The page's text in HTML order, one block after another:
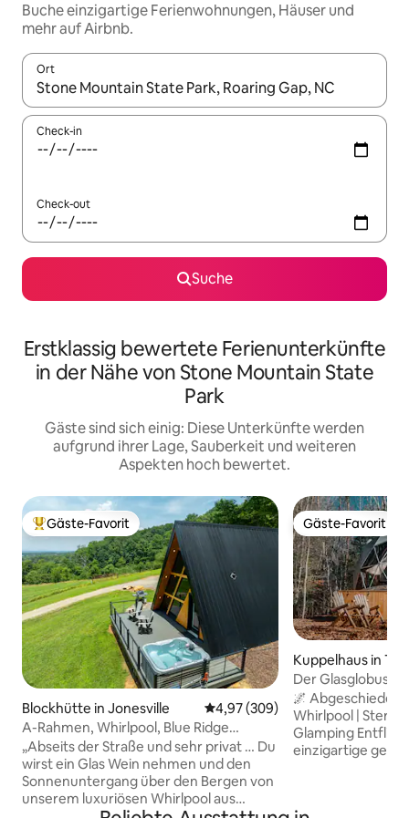
Buche einzigartige Ferienwohnungen, Häuser und
mehr auf Airbnb.
Ort
Wenn Ergebnisse verfügbar sind, navigiere mit den
Check-in
Check-out
Suche
Erstklassig bewertete Ferienunterkünfte
in der Nähe von Stone Mountain State
Park
Gäste sind sich einig: Diese Unterkünfte werden
aufgrund ihrer Lage, Sauberkeit und weiteren
Aspekten hoch bewertet.
Beliebter Gäste-Favorit.
Gäste-Favorit
Blockhütte in Jonesville Durchschnittliche Bewertung:
4,97 (309)
A-Rahmen, Whirlpool, Blue Ridge
Mountains
„Abseits der Straße und sehr privat … Du
wirst ein Glas Wein nehmen und den
Sonnenuntergang über den Bergen von
unserem luxuriösen Whirlpool aus
Gäste-Favorit
Gäste-Favorit
Kuppelhaus in
Der Glasglobus
🌌
Whirlpool |
Glamping Entfliehe in unsere
einzigartige